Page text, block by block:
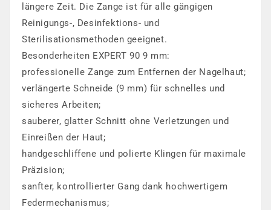
längere Zeit. Die Zange ist für alle gängigen
Reinigungs-, Desinfektions- und
Sterilisationsmethoden geeignet.
Besonderheiten EXPERT 90 9 mm:
professionelle Zange zum Entfernen der Nagelhaut;
verlängerte Schneide (9 mm) für schnelles und
sicheres Arbeiten;
sauberer, glatter Schnitt ohne Verletzungen und
Einreißen der Haut;
handgeschliffene und polierte Klingen für maximale
Präzision;
sanfter, kontrollierter Gang dank hochwertigem
Federmechanismus;